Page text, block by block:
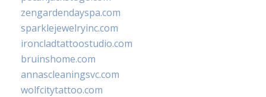
zengardendayspa.com
sparklejewelryinc.com
ironcladtattoostudio.com
bruinshome.com
annascleaningsvc.com
wolfcitytattoo.com